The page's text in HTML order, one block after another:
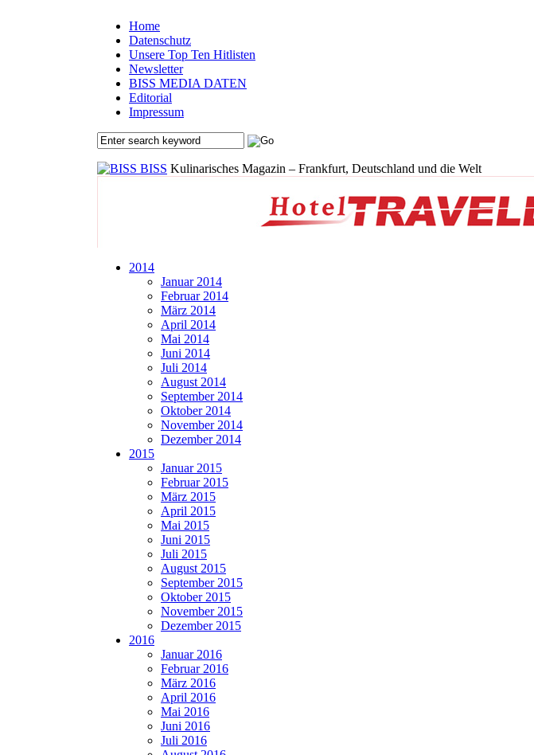
Home
Datenschutz
Unsere Top Ten Hitlisten
Newsletter
BISS MEDIA DATEN
Editorial
Impressum
BISS Kulinarisches Magazin – Frankfurt, Deutschland und die Welt
2014
Januar 2014
Februar 2014
März 2014
April 2014
Mai 2014
Juni 2014
Juli 2014
August 2014
September 2014
Oktober 2014
November 2014
Dezember 2014
2015
Januar 2015
Februar 2015
März 2015
April 2015
Mai 2015
Juni 2015
Juli 2015
August 2015
September 2015
Oktober 2015
November 2015
Dezember 2015
2016
Januar 2016
Februar 2016
März 2016
April 2016
Mai 2016
Juni 2016
Juli 2016